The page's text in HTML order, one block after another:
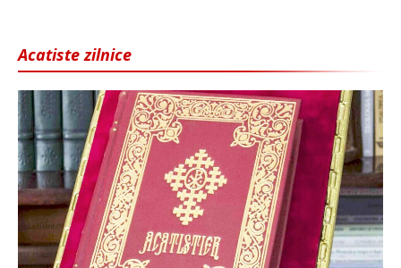
Acatiste zilnice